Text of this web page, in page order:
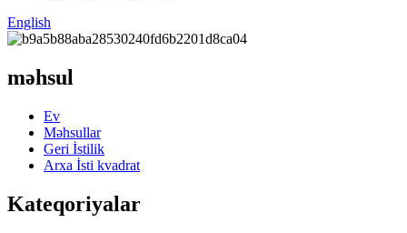
English
məhsul
Ev
Məhsullar
Geri İstilik
Arxa İsti kvadrat
Kateqoriyalar